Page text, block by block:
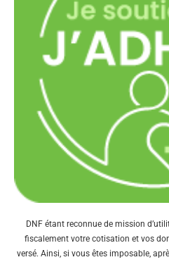
DNF étant reconnue de mission
fiscalement votre cotisation et vos
versé. Ainsi, si vous êtes imposable,